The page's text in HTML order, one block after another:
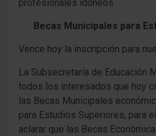
profesionales idóneos.
Becas Municipales para
Vence hoy la inscripción para
La Subsecretaría de Educación
todos los interesados que hoy
las Becas Municipales
para Estudios Superiores, para
aclarar que las Becas